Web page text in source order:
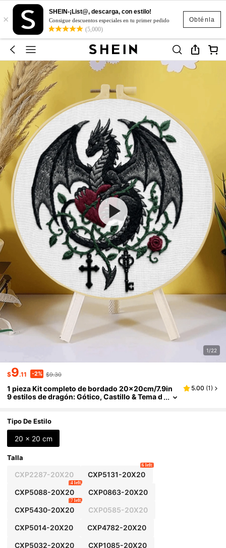
Obténla
×
SHEIN-¡List@, descarga, con estilo!
Consigue descuentos especiales en tu primer pedido
(5,000)
1/22
$9.11 -2% $9.30
1 pieza Kit completo de bordado 20x20cm/7.9in
9 estilos de dragón: Gótico, Castillo & Tema d
gones Incluye tela, instrucciones, aro de bordad
o, aguja & hilo Regalo perfecto Arte para el hogar/
oficina Alivio del estrés Manualidad
5.00 (1)
Tipo De Estilo
20 x 20 cm
Talla
CXP2287-20X20 CXP5131-20X20
6 left
CXP5088-20X20
4 left
CXP0863-20X20
CXP5430-20X20
7 left
CXP0585-20X20
CXP5014-20X20 CXP4782-20X20
CXP5032-20X20 CXP1085-20X20